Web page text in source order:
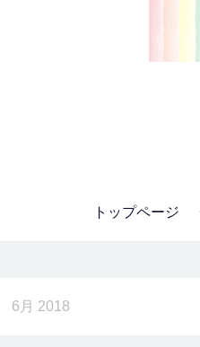
トップページ
6月 2018